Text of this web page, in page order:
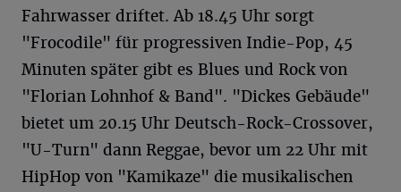
Fahrwasser driftet. Ab 18.45 Uhr sorgt
"Frocodile" für progressiven Indie-Pop, 45
Minuten später gibt es Blues und Rock von
"Florian Lohnhof & Band". "Dickes Gebäude"
bietet um 20.15 Uhr Deutsch-Rock-Crossover,
"U-Turn" dann Reggae, bevor um 22 Uhr mit
HipHop von "Kamikaze" die musikalischen